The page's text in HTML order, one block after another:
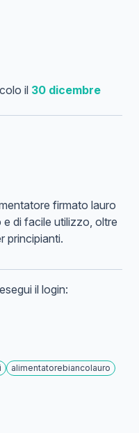
il 30 dicembre
firmato lauro
di facile utilizzo, oltre
principianti.
esegui il login:
alimentatorebiancolauro